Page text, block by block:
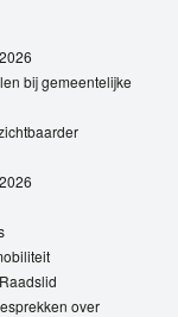
bij gemeentelijke
over